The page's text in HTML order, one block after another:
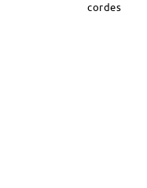
cordes